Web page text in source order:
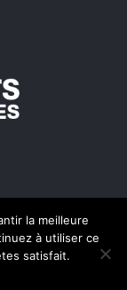
la meilleure
à utiliser ce
satisfait.